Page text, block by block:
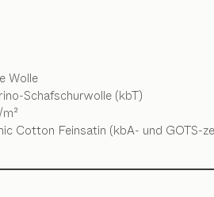
Wolle
Schafschurwolle (kbT)
Cotton Feinsatin (kbA- und GOTS-